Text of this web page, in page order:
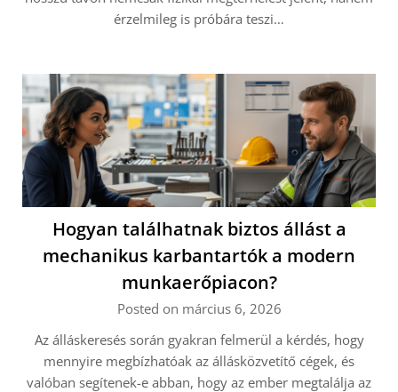
érzelmileg is próbára teszi…
Hogyan találhatnak biztos állást a
mechanikus karbantartók a modern
munkaerőpiacon?
Posted on március 6, 2026
Az álláskeresés során gyakran felmerül a kérdés, hogy
mennyire megbízhatóak az állásközvetítő cégek, és
valóban segítenek-e abban, hogy az ember megtalálja az